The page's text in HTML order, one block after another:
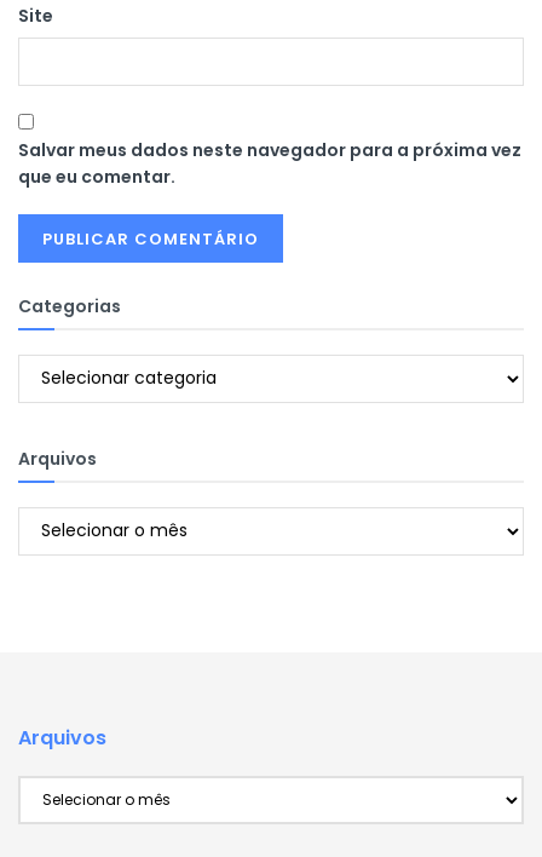
Site
Salvar meus dados neste navegador para a próxima vez
que eu comentar.
Categorias
Categorias
Arquivos
Arquivos
Arquivos